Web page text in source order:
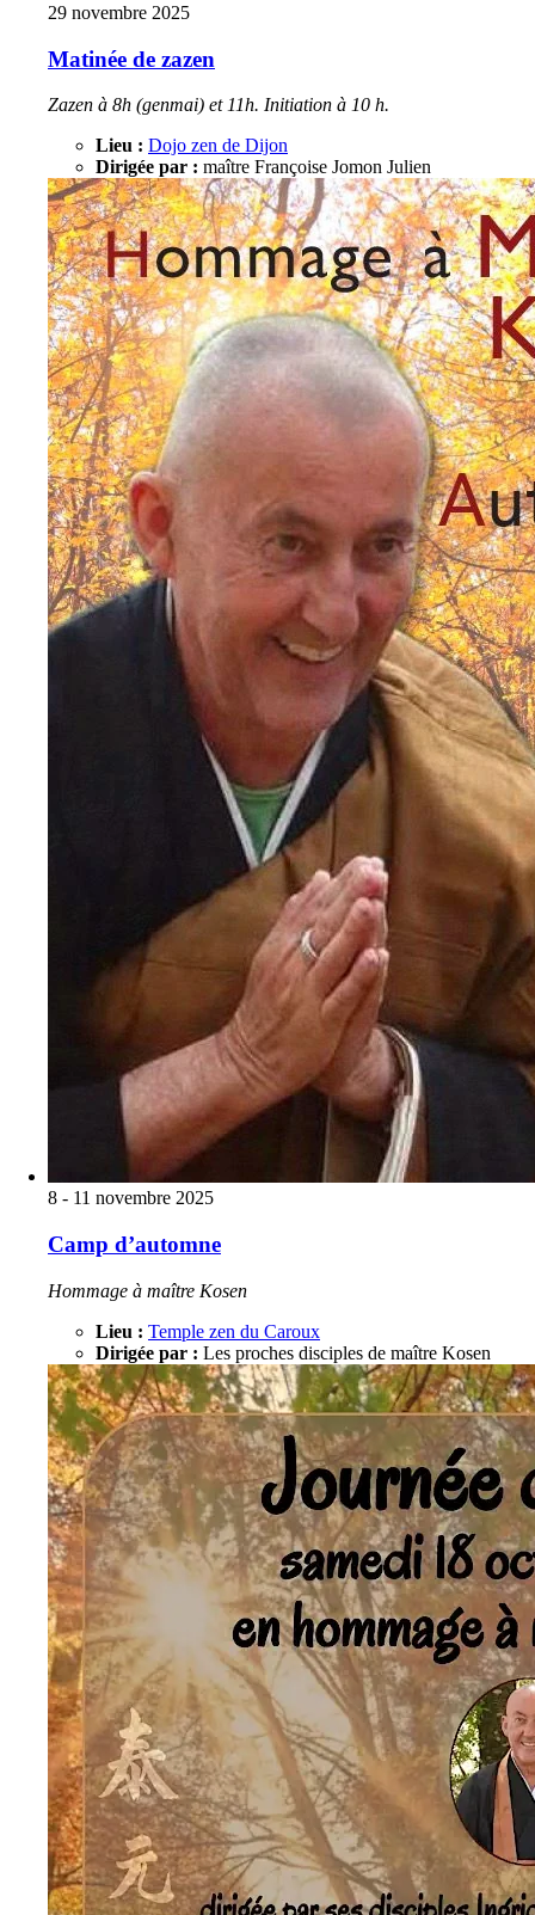
29 novembre 2025
Matinée de zazen
Zazen à 8h (genmai) et 11h. Initiation à 10 h.
Lieu : Dojo zen de Dijon
Dirigée par : maître Françoise Jomon Julien
8 - 11 novembre 2025
Camp d’automne
Hommage à maître Kosen
Lieu : Temple zen du Caroux
Dirigée par : Les proches disciples de maître Kosen